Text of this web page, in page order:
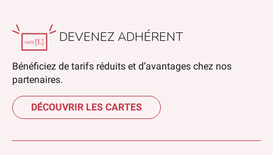
DEVENEZ ADHÉRENT
Bénéficiez de tarifs réduits et d’avantages chez nos
partenaires.
DÉCOUVRIR LES CARTES